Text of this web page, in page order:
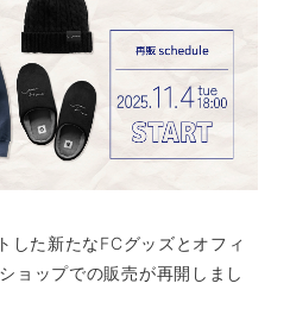
した新たなFCグッズとオフィ
ョップでの販売が再開しまし